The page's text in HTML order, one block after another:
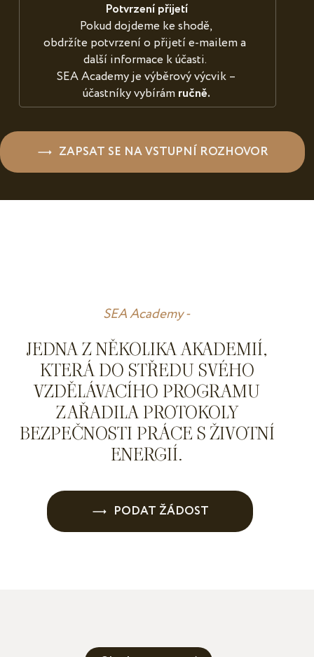
ZAPSAT SE NA VSTUPNÍ ROZHOVOR
Potvrzení přijetí
Pokud dojdeme ke shodě,
obdržíte potvrzení o přijetí e-mailem a
další informace k účasti.
SEA Academy je výběrový výcvik –
účastníky vybírám ručně.
JEDNA Z NĚKOLIKA AKADEMIÍ,
KTERÁ DO STŘEDU SVÉHO
VZDĚLÁVACÍHO PROGRAMU
ZAŘADILA PROTOKOLY
BEZPEČNOSTI PRÁCE S ŽIVOTNÍ
ENERGIÍ.
SEA Academy -
PODAT ŽÁDOST